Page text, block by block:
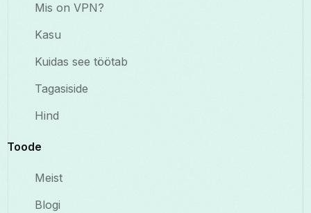
Mis on VPN?
Kasu
Kuidas see töötab
Tagasiside
Hind
Toode
Meist
Blogi